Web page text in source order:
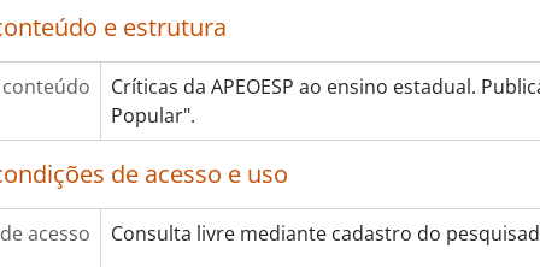
e estrutura
Críticas da APEOESP ao ensino estadual.
Popular".
de acesso e uso
acesso
Consulta livre mediante cadastro do